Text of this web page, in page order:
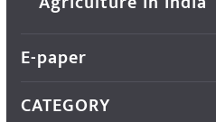
E-paper
CATEGORY